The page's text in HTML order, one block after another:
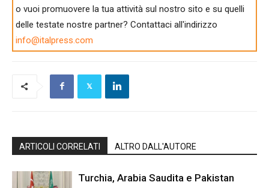
o vuoi promuovere la tua attività sul nostro sito e su quelli
delle testate nostre partner? Contattaci all'indirizzo
info@italpress.com
ARTICOLI CORRELATI ALTRO DALL'AUTORE
Turchia, Arabia Saudita e Pakistan